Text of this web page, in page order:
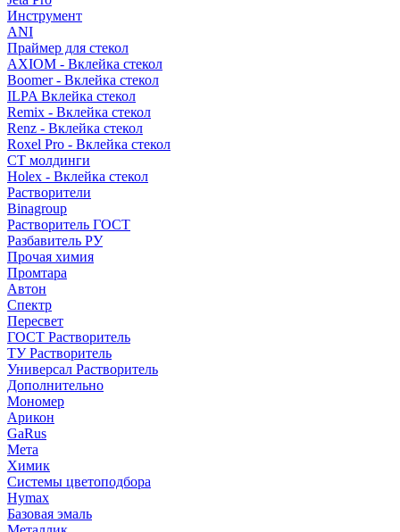
Инструмент
ANI
Праймер для стекол
AXIOM - Вклейка стекол
Boomer - Вклейка стекол
ILPA Вклейка стекол
Remix - Вклейка стекол
Renz - Вклейка стекол
Roxel Pro - Вклейка стекол
СТ молдинги
Holex - Вклейка стекол
Растворители
Binagroup
Растворитель ГОСТ
Разбавитель РУ
Прочая химия
Промтара
Автон
Спектр
Пересвет
ГОСТ Растворитель
ТУ Растворитель
Универсал Растворитель
Дополнительно
Мономер
Арикон
GaRus
Мета
Химик
Системы цветоподбора
Hymax
Базовая эмаль